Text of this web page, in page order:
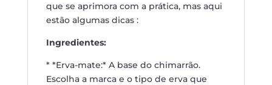
que se aprimora com a prática, mas aqui
estão algumas dicas :
Ingredientes:
* *Erva-mate:* A base do chimarrão.
Escolha a marca e o tipo de erva que